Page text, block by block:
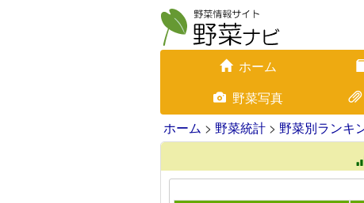
ホーム
野菜写真
ホーム > 野菜統計 > 野菜別ランキ